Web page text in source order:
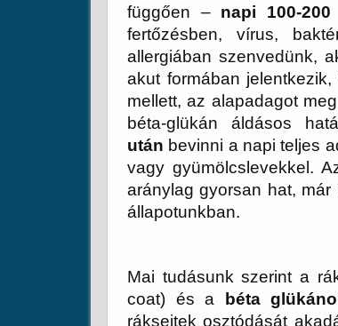
függően – napi 100-200
fertőzésben, vírus,
allergiában szenvedünk,
akut formában
mellett, az alapadagot
béta-glükán áldásos
után bevinni a napi teljes
vagy gyümölcslevekkel.
aránylag gyorsan hat,
állapotunkban.
Mai tudásunk szerint a
coat) és a
béta
ráksejtek osztódását